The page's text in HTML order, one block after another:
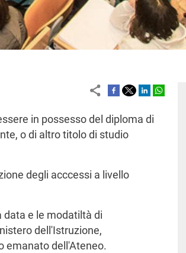
in possesso del diploma di
o di altro titolo di studio
degli acccessi a livello
data e le modatiltà di
dell'Istruzione,
emanato dell'Ateneo.